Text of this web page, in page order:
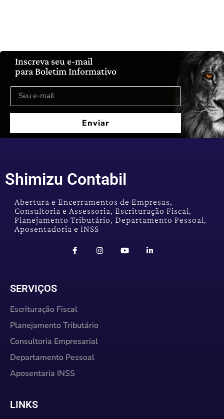
Inscreva seu e-mail
para Boletim Informativo
Enviar
Shimizu Contabil
Abertura e Encerramentos de Empresas,
Consultoria e Assessoria, Escrituração Fiscal,
Planejamento Tributário, Departamento Pessoal,
Aposentadoria e INSS
SERVIÇOS
Escrituração Fiscal
Planejamento Tributário
Consultoria Empresarial
Departamento Pessoal
Aposentaria INSS
LINKS